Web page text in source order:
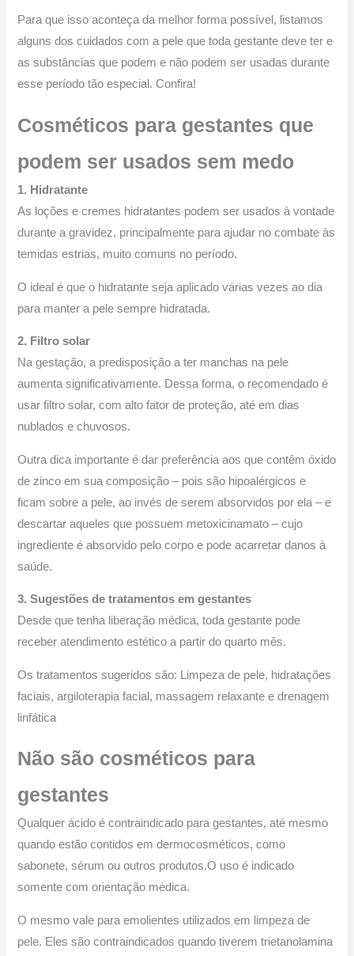
Para que isso aconteça da melhor forma possível, listamos
alguns dos cuidados com a pele que toda gestante deve ter e
as substâncias que podem e não podem ser usadas durante
esse período tão especial. Confira!
Cosméticos para gestantes que
podem ser usados sem medo
1. Hidratante
As loções e cremes hidratantes podem ser usados à vontade
durante a gravidez, principalmente para ajudar no combate às
temidas estrias, muito comuns no período.
O ideal é que o hidratante seja aplicado várias vezes ao dia
para manter a pele sempre hidratada.
2. Filtro solar
Na gestação, a predisposição a ter manchas na pele
aumenta significativamente. Dessa forma, o recomendado é
usar filtro solar, com alto fator de proteção, até em dias
nublados e chuvosos.
Outra dica importante é dar preferência aos que contêm óxido
de zinco em sua composição – pois são hipoalérgicos e
ficam sobre a pele, ao invés de serem absorvidos por ela – e
descartar aqueles que possuem metoxicinamato – cujo
ingrediente é absorvido pelo corpo e pode acarretar danos à
saúde.
3. Sugestões de tratamentos em gestantes
Desde que tenha liberação médica, toda gestante pode
receber atendimento estético a partir do quarto mês.
Os tratamentos sugeridos são: Limpeza de pele, hidratações
faciais, argiloterapia facial, massagem relaxante e drenagem
linfática
Não são cosméticos para
gestantes
Qualquer ácido é contraindicado para gestantes, até mesmo
quando estão contidos em dermocosméticos, como
sabonete, sérum ou outros produtos.O uso é indicado
somente com orientação médica.
O mesmo vale para emolientes utilizados em limpeza de
pele. Eles são contraindicados quando tiverem trietanolamina